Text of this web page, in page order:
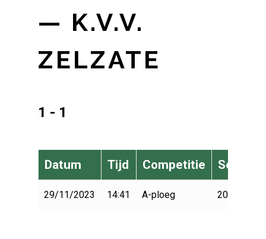
— K.V.V.
ZELZATE
1 - 1
Datum Tijd Competitie Seizoen
29/11/2023 14:41 A-ploeg 2023-2024